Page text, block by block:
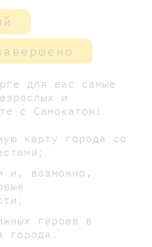
для вас самые
и
с Самокатом!
карту города со
и, возможно,
героев в
города.